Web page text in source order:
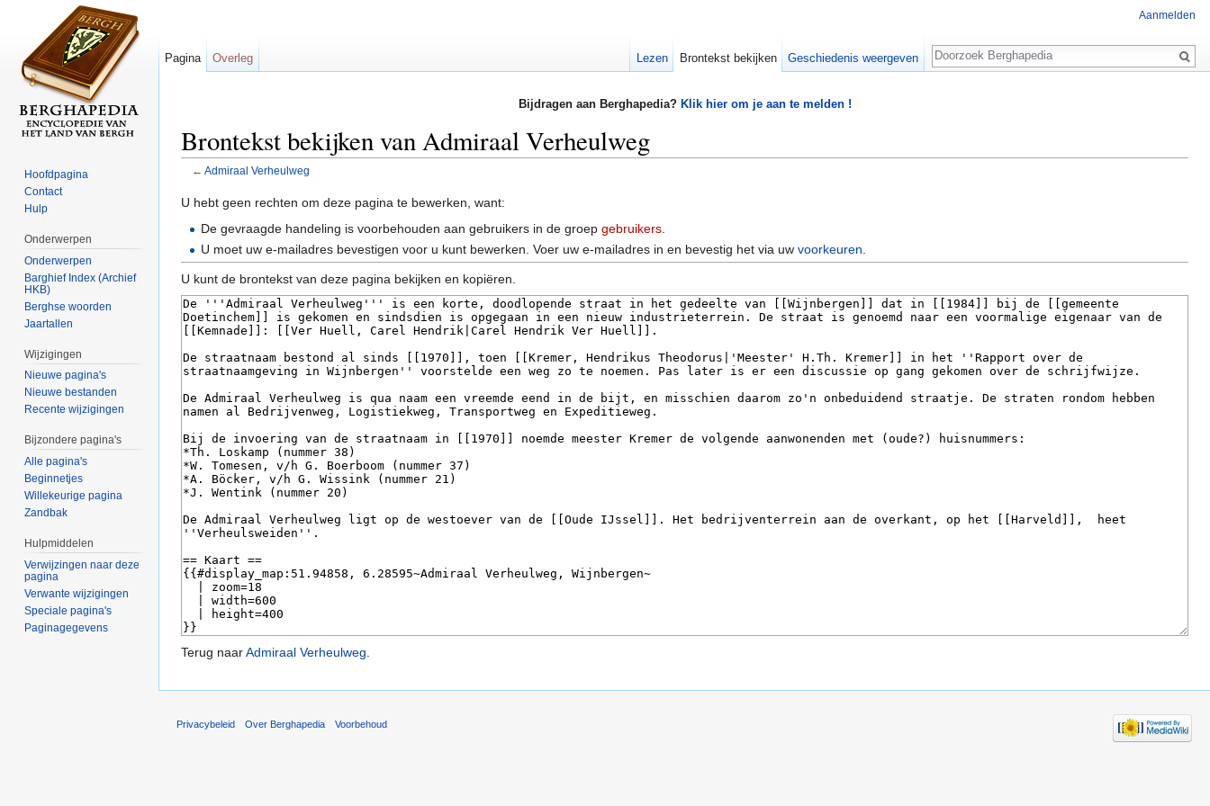
Bijdragen aan Berghapedia? Klik hier om je aan te melden !
Brontekst bekijken van Admiraal Verheulweg
← Admiraal Verheulweg
U hebt geen rechten om deze pagina te bewerken, want:
De gevraagde handeling is voorbehouden aan gebruikers in de groepgebruikers
U moet uw e-mailadres bevestigen voor u kunt bewerken. Voer uw e-mailadres in en bevestig het via uwvoorkeuren
U kunt de brontekst van deze pagina bekijken en kopiëren.
Terug naarAdmiraal Verheulweg.
Aanmelden
Pagina Overleg Lezen Brontekst bekijken Geschiedenis weergeven
Zoeken
Hoofdpagina
Contact
Hulp
Onderwerpen
Onderwerpen
Barghief Index (Archief
HKB)
Berghse woorden
Jaartallen
Wijzigingen
Nieuwe pagina's
Nieuwe bestanden
Recente wijzigingen
Bijzondere pagina's
Alle pagina's
Beginnetjes
Willekeurige pagina
Zandbak
Hulpmiddelen
Verwijzingen naar deze
pagina
Verwante wijzigingen
Speciale pagina's
Paginagegevens
Privacybeleid Over Berghapedia Voorbehoud